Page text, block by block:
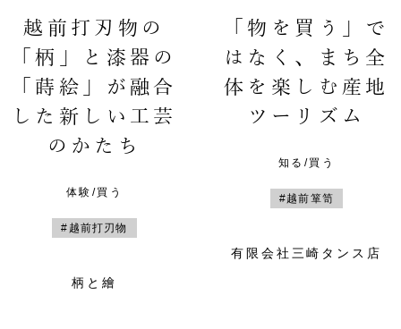
越前打刃物の
「柄」と漆器の
「蒔絵」が融合
した新しい工芸
のかたち
体験/買う
#越前打刃物
柄と繪
「物を買う」で
はなく、まち全
体を楽しむ産地
ツーリズム
知る/買う
#越前箪笥
有限会社三崎タンス店